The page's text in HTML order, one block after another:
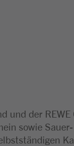
und der
sowie